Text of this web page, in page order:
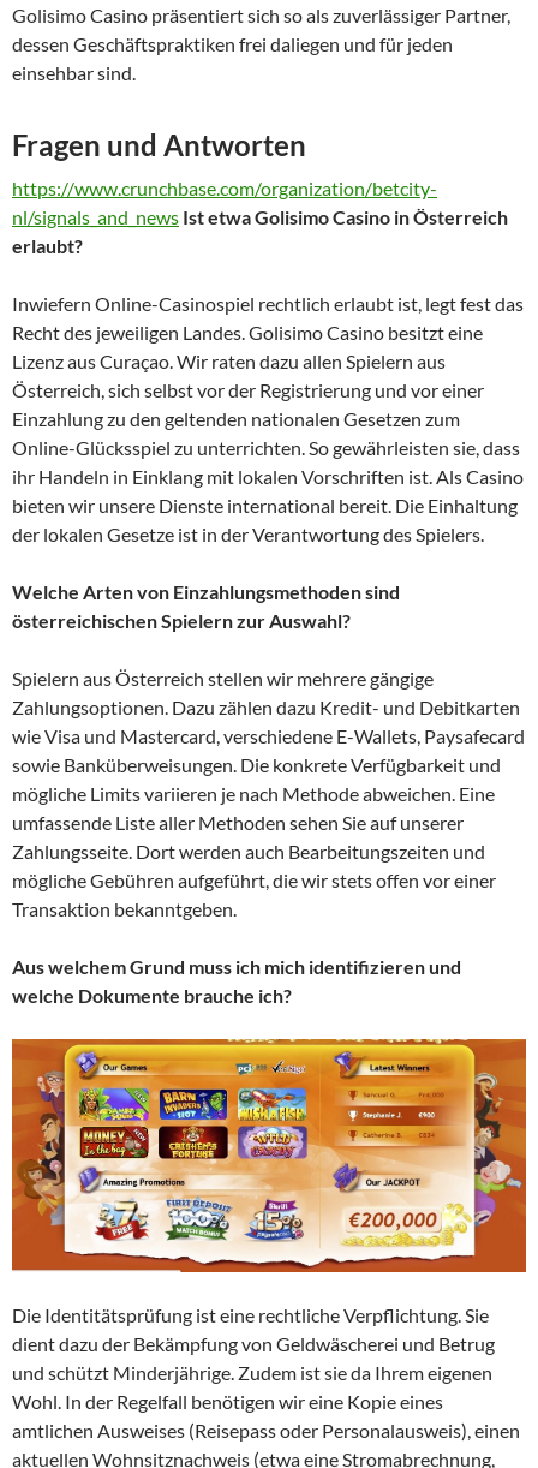
Golisimo Casino präsentiert sich so als zuverlässiger Partner,
dessen Geschäftspraktiken frei daliegen und für jeden
einsehbar sind.
Fragen und Antworten
https://www.crunchbase.com/organization/betcity-
nl/signals_and_news Ist etwa Golisimo Casino in Österreich
erlaubt?
Inwiefern Online-Casinospiel rechtlich erlaubt ist, legt fest das
Recht des jeweiligen Landes. Golisimo Casino besitzt eine
Lizenz aus Curaçao. Wir raten dazu allen Spielern aus
Österreich, sich selbst vor der Registrierung und vor einer
Einzahlung zu den geltenden nationalen Gesetzen zum
Online-Glücksspiel zu unterrichten. So gewährleisten sie, dass
ihr Handeln in Einklang mit lokalen Vorschriften ist. Als Casino
bieten wir unsere Dienste international bereit. Die Einhaltung
der lokalen Gesetze ist in der Verantwortung des Spielers.
Welche Arten von Einzahlungsmethoden sind
österreichischen Spielern zur Auswahl?
Spielern aus Österreich stellen wir mehrere gängige
Zahlungsoptionen. Dazu zählen dazu Kredit- und Debitkarten
wie Visa und Mastercard, verschiedene E-Wallets, Paysafecard
sowie Banküberweisungen. Die konkrete Verfügbarkeit und
mögliche Limits variieren je nach Methode abweichen. Eine
umfassende Liste aller Methoden sehen Sie auf unserer
Zahlungsseite. Dort werden auch Bearbeitungszeiten und
mögliche Gebühren aufgeführt, die wir stets offen vor einer
Transaktion bekanntgeben.
Aus welchem Grund muss ich mich identifizieren und
welche Dokumente brauche ich?
Die Identitätsprüfung ist eine rechtliche Verpflichtung. Sie
dient dazu der Bekämpfung von Geldwäscherei und Betrug
und schützt Minderjährige. Zudem ist sie da Ihrem eigenen
Wohl. In der Regelfall benötigen wir eine Kopie eines
amtlichen Ausweises (Reisepass oder Personalausweis), einen
aktuellen Wohnsitznachweis (etwa eine Stromabrechnung,